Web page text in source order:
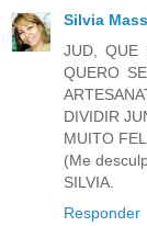
Silvia
JUD, QUE
QUERO
DIVIDIR
MUITO
(Me
SILVIA.
Responder